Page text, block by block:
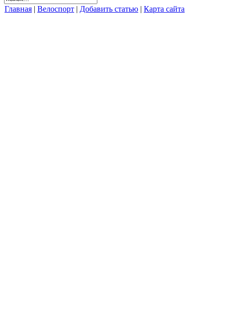
Главная | Велоспорт | Добавить статью | Карта сайта